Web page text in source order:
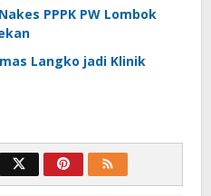
PPPK PW Lombok
Langko jadi Klinik